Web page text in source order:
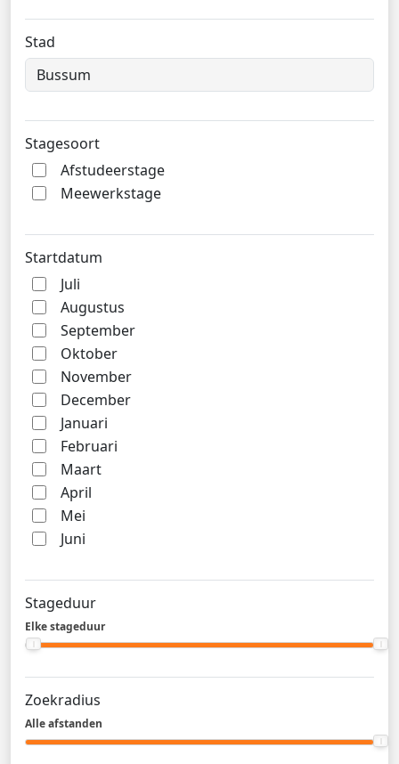
Stad
Stagesoort
Afstudeerstage
Meewerkstage
Startdatum
Juli
Augustus
September
Oktober
November
December
Januari
Februari
Maart
April
Mei
Juni
Stageduur
Elke stageduur
Zoekradius
Alle afstanden